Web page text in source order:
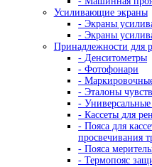
- Прямые
- Прямые
Лабораторные
-
-
-
Сканирующие
-
-
Инспекционные